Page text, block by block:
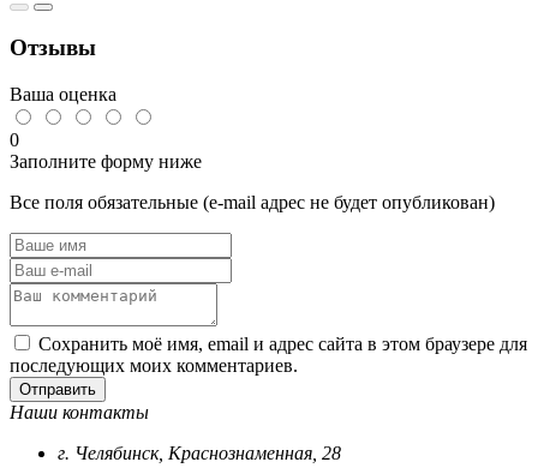
М12
315
нерж.
сталь
Отзывы
Ваша оценка
0
Заполните форму ниже
Все поля обязательные (e-mail адрес не будет опубликован)
Сохранить моё имя, email и адрес сайта в этом браузере для
последующих моих комментариев.
Отправить
Наши контакты
г. Челябинск, Краснознаменная, 28